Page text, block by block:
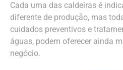
Cada uma das caldeiras é
diferente de produção, mas
cuidados preventivos e
águas, podem oferecer ainda
negócio.